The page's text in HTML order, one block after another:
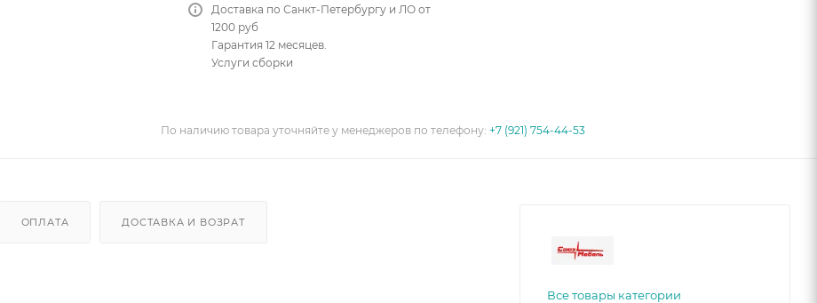
Доставка по Санкт-Петербургу и ЛО от
1200 руб
Гарантия 12 месяцев.
Услуги сборки
По наличию товара уточняйте у менеджеров по телефону:+7 (921) 754-44-53
ОПЛАТА ДОСТАВКА И ВОЗРАТ
Все товары категории